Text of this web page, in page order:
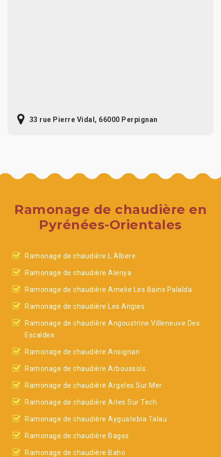
33 rue Pierre Vidal, 66000 Perpignan
Ramonage de chaudière en
Pyrénées-Orientales
Ramonage de chaudière L Albere
Ramonage de chaudière Alenya
Ramonage de chaudière Amelie Les Bains Palalda
Ramonage de chaudière Les Angles
Ramonage de chaudière Angoustrine Villeneuve Des
Escaldes
Ramonage de chaudière Ansignan
Ramonage de chaudière Arboussols
Ramonage de chaudière Argeles Sur Mer
Ramonage de chaudière Arles Sur Tech
Ramonage de chaudière Ayguatebia Talau
Ramonage de chaudière Bages
Ramonage de chaudière Baho